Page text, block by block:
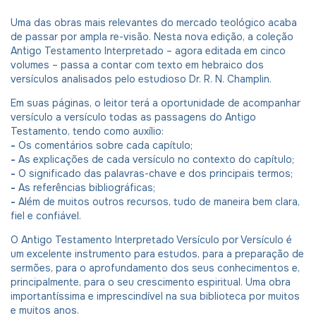
Uma das obras mais relevantes do mercado teológico acaba
de passar por ampla re-visão. Nesta nova edição, a coleção
Antigo Testamento Interpretado – agora editada em cinco
volumes – passa a contar com texto em hebraico dos
versículos analisados pelo estudioso Dr. R. N. Champlin.
Em suas páginas, o leitor terá a oportunidade de acompanhar
versículo a versículo todas as passagens do Antigo
Testamento, tendo como auxílio:
- Os comentários sobre cada capítulo;
- As explicações de cada versículo no contexto do capítulo;
- O significado das palavras-chave e dos principais termos;
- As referências bibliográficas;
- Além de muitos outros recursos, tudo de maneira bem clara,
fiel e confiável.
O Antigo Testamento Interpretado Versículo por Versículo é
um excelente instrumento para estudos, para a preparação de
sermões, para o aprofundamento dos seus conhecimentos e,
principalmente, para o seu crescimento espiritual. Uma obra
importantíssima e imprescindível na sua biblioteca por muitos
e muitos anos.